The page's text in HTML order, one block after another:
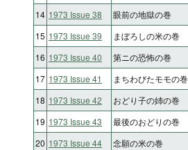
14 1973 Issue 38 眼前の地獄の巻
15 1973 Issue 39 まぼろしの米の巻
16 1973 Issue 40 第ニの恐怖の巻
17 1973 Issue 41 まちわびたモモの巻
18 1973 Issue 42 おどり子の姉の巻
19 1973 Issue 43 最後のおどりの巻
20 1973 Issue 44 念願の米の巻